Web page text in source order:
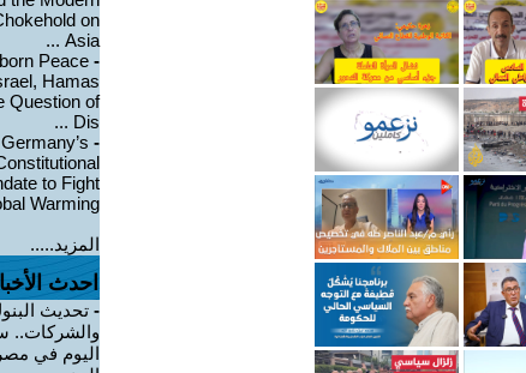
on
Asia ...
-
Peace
Hamas
Question of
Dis ...
-
Germany’s
to Fight
Warming
المزيد.....
احدث
- تحديث
والشركات..
اليوم في